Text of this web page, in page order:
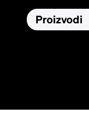
Proizvodi